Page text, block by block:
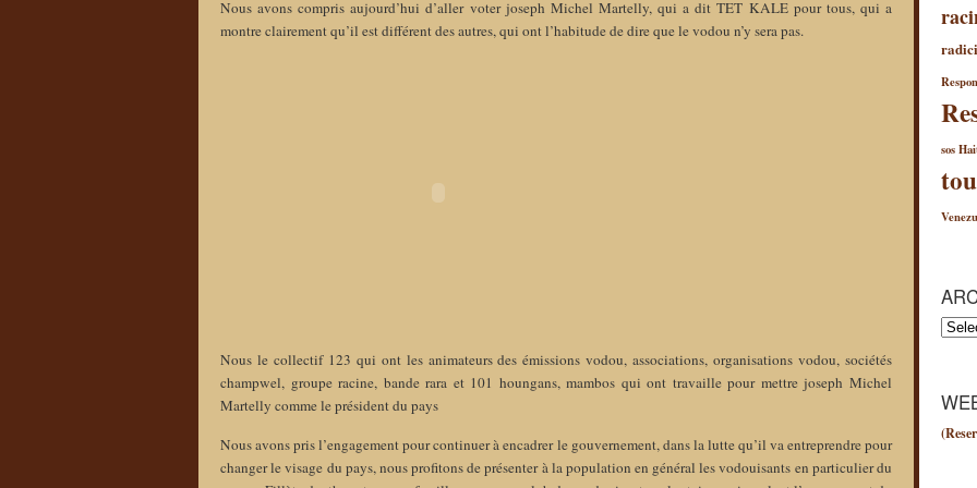
Nous avons compris aujourd’hui d’aller voter joseph Michel Martelly, qui a dit TET KALE pour tous, qui a
montre clairement qu’il est différent des autres, qui ont l’habitude de dire que le vodou n’y sera pas.
Nous le collectif 123 qui ont les animateurs des émissions vodou, associations, organisations vodou, sociétés
champwel, groupe racine, bande rara et 101 houngans, mambos qui ont travaille pour mettre joseph Michel
Martelly comme le président du pays
Nous avons pris l’engagement pour continuer à encadrer le gouvernement, dans la lutte qu’il va entreprendre pour
changer le visage du pays, nous profitons de présenter à la population en général les vodouisants en particulier du
sos